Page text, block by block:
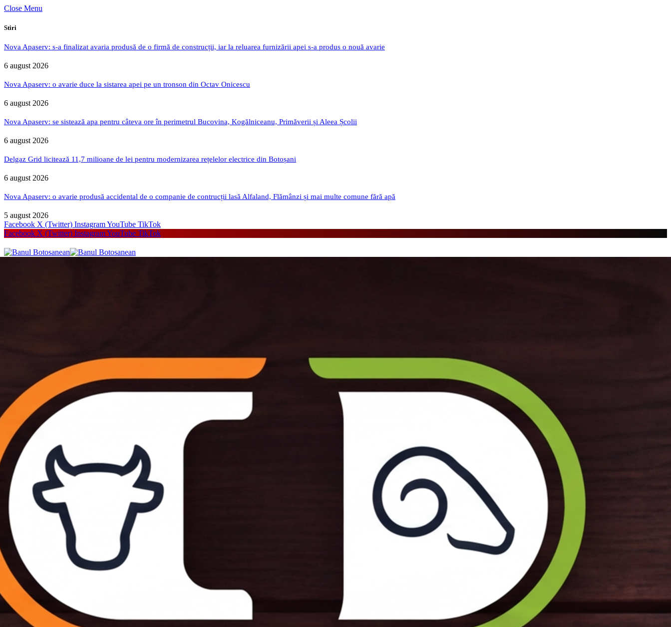
Close Menu
Stiri
Nova Apaserv: s-a finalizat avaria produsă de o firmă de construcții, iar la reluarea furnizării apei s-a produs o nouă avarie
6 august 2026
Nova Apaserv: o avarie duce la sistarea apei pe un tronson din Octav Onicescu
6 august 2026
Nova Apaserv: se sistează apa pentru câteva ore în perimetrul Bucovina, Kogălniceanu, Primăverii și Aleea Școlii
6 august 2026
Delgaz Grid licitează 11,7 milioane de lei pentru modernizarea rețelelor electrice din Botoșani
6 august 2026
Nova Apaserv: o avarie produsă accidental de o companie de contrucții lasă Alfaland, Flămânzi și mai multe comune fără apă
5 august 2026
Facebook X (Twitter) InstagramYouTube TikTok
Facebook X (Twitter) InstagramYouTube TikTok